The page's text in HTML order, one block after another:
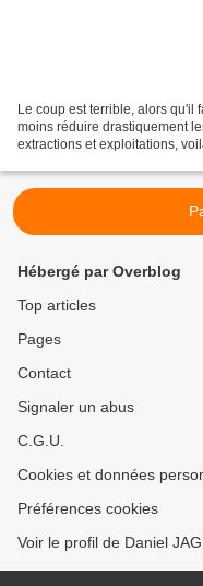
Le coup est terrible, alors qu'il
moins réduire drastiquement
extractions et exploitations,
Hébergé par Overblog
Top articles
Pages
Contact
Signaler un abus
C.G.U.
Cookies et données
Préférences cookies
Voir le profil de Daniel